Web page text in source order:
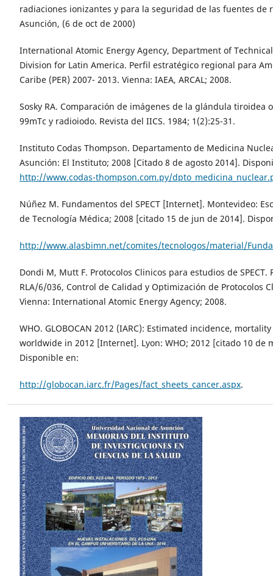
radiaciones ionizantes y para la seguridad de las fuentes de
Asunción, (6 de oct de 2000)
International Atomic Energy Agency, Department of
Division for Latin America. Perfil estratégico regional para
Caribe (PER) 2007- 2013. Vienna: IAEA, ARCAL; 2008.
Sosky RA. Comparación de imágenes de la glándula tiroidea
99mTc y radioiodo. Revista del IICS. 1984; 1(2):25-31.
Instituto Codas Thompson. Departamento de Medicina
Asunción: El Instituto; 2008 [Citado 8 de agosto 2014].
http://www.codas-thompson.com.py/
Núñez M. Fundamentos del SPECT [Internet]. Montevideo:
de Tecnología Médica; 2008 [citado 15 de jun de 2014].
http://www.alasbimn.net/comites/tecnologos/material/
Dondi M, Mutt F. Protocolos Clinicos para estudios de SPECT.
RLA/6/036, Control de Calidad y Optimización de Protocolos
Vienna: International Atomic Energy Agency; 2008.
WHO. GLOBOCAN 2012 (IARC): Estimated incidence,
worldwide in 2012 [Internet]. Lyon: WHO; 2012 [citado 10 de
Disponible en:
http://globocan.iarc.fr/Pages/fact_sheets_cancer.aspx.